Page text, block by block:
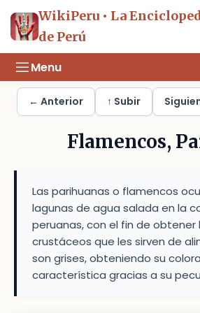
WikiPeru • La
de Perú
Menu
← Anterior ↑ Subir
Flamencos,
Las parihuanas o flamencos
lagunas de agua salada en la
peruanas, con el fin de obtener
crustáceos que les sirven de
son grises, obteniendo su
característica gracias a su